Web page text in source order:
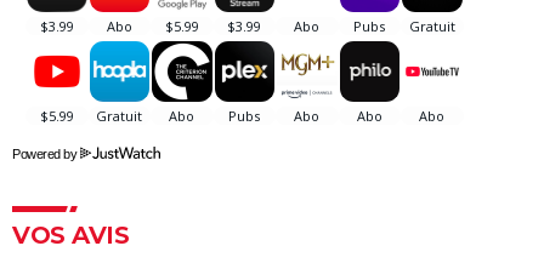
Anderson ? Critiques
La Traversée
Gaston Lagaffe : intrigue, avis, streaming... Tout sur
l'adaptation de la BD culte
Powered by
VOS AVIS